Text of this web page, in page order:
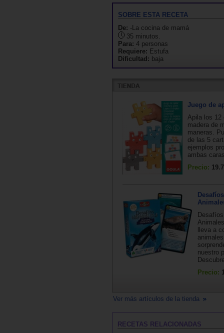
SOBRE ESTA RECETA
De: -La cocina de mamá
35 minutos.
Para: 4 personas
Requiere: Estufa
Dificultad: baja
Juego de
Apila los 12
madera de
maneras.
de las 5
ejemplos
ambas
Precio:
lleva a
nuestro
Precio:
Ver más artículos de la tienda
RECETAS RELACIONADAS